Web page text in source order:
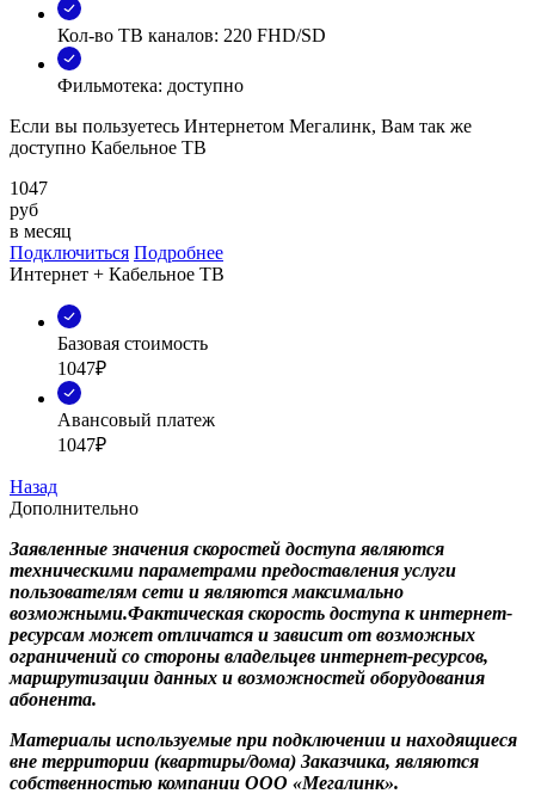
Кол-во ТВ каналов: 220 FHD/SD
Фильмотека: доступно
Если вы пользуетесь Интернетом Мегалинк, Вам так же
доступно Кабельное ТВ
1047
руб
в месяц
Подключиться Подробнее
Интернет + Кабельное ТВ
Базовая стоимость
1047₽
Авансовый платеж
1047₽
Назад
Дополнительно
Заявленные значения скоростей доступа являются
техническими параметрами предоставления услуги
пользователям сети и являются максимально
возможными.Фактическая скорость доступа к интернет-
ресурсам может отличатся и зависит от возможных
ограничений со стороны владельцев интернет-ресурсов,
маршрутизации данных и возможностей оборудования
абонента.
Материалы используемые при подключении и находящиеся
вне территории (квартиры/дома) Заказчика, являются
собственностью компании ООО «Мегалинк».